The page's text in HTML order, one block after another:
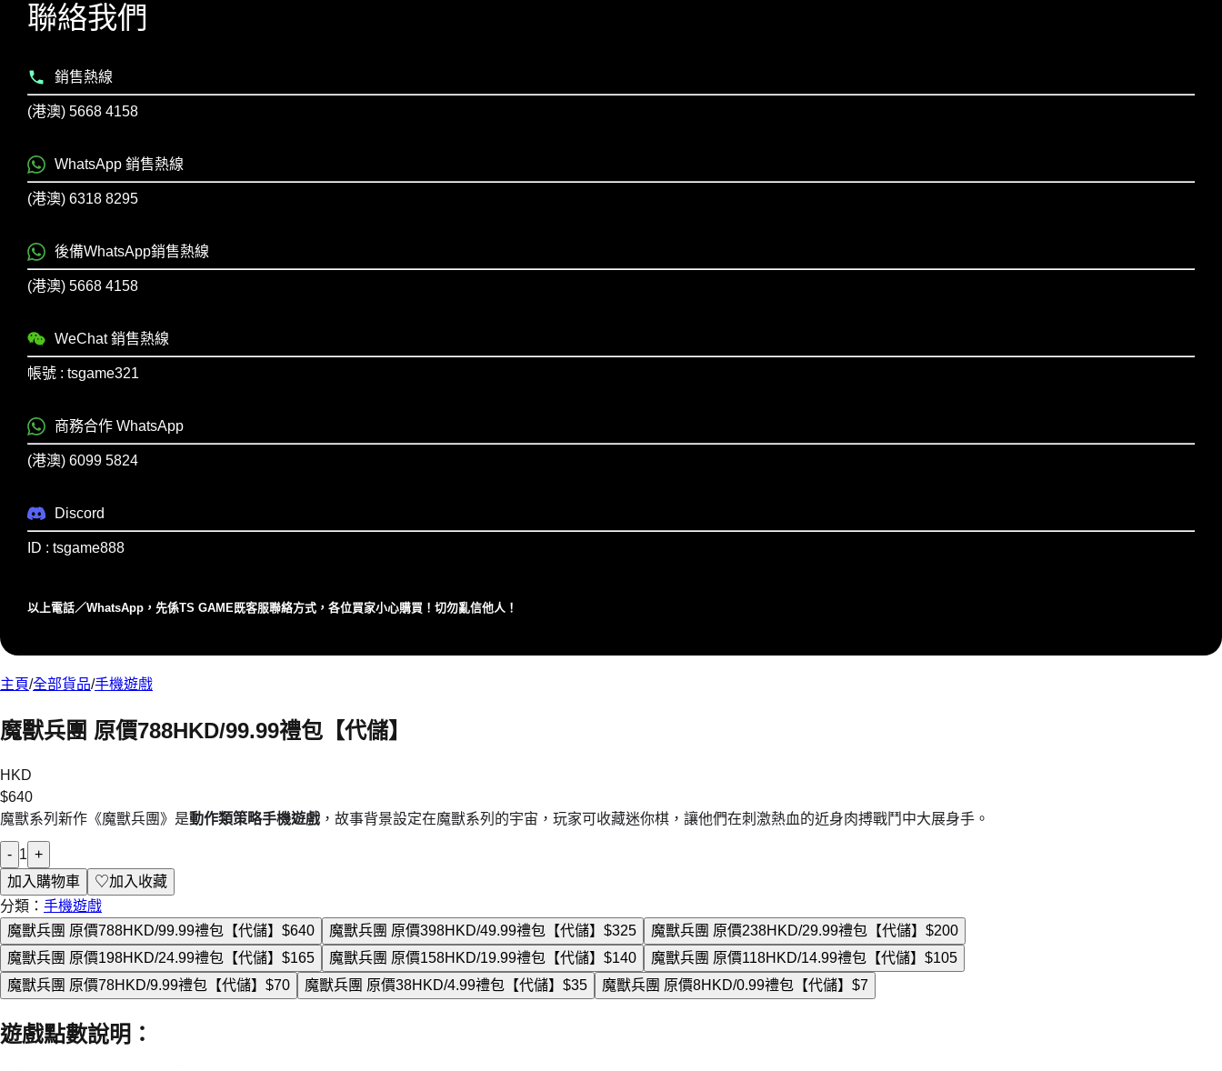
聯絡我們
銷售熱線
(港澳) 5668 4158
WhatsApp 銷售熱線
(港澳) 6318 8295
後備WhatsApp銷售熱線
(港澳) 5668 4158
WeChat 銷售熱線
帳號 : tsgame321
商務合作 WhatsApp
(港澳) 6099 5824
Discord
ID : tsgame888
以上電話／WhatsApp，先係TS GAME既客服聯絡⽅式，各位買家⼩⼼購買！切勿亂信他⼈！
主頁/全部貨品/手機遊戲
魔獸兵團 原價788HKD/99.99禮包【代儲】
HKD
$640
魔獸系列新作《魔獸兵團》是動作類策略手機遊戲 ，故事背景設定在魔獸系列的宇宙，玩家可收藏迷你棋，讓他們在刺激熱血的近身肉搏戰鬥中大展身手。
- 1 +
加入購物車
♡加入收藏
分類： 手機遊戲
魔獸兵團 原價788HKD/99.99禮包【代儲】 $640 魔獸兵團 原價398HKD/49.99禮包【代儲】 $325 魔獸兵團 原價238HKD/29.99禮包【代儲】 $200
魔獸兵團 原價198HKD/24.99禮包【代儲】 $165 魔獸兵團 原價158HKD/19.99禮包【代儲】 $140 魔獸兵團 原價118HKD/14.99禮包【代儲】 $105
魔獸兵團 原價78HKD/9.99禮包【代儲】 $70 魔獸兵團 原價38HKD/4.99禮包【代儲】 $35 魔獸兵團 原價8HKD/0.99禮包【代儲】 $7
遊戲點數說明 ：